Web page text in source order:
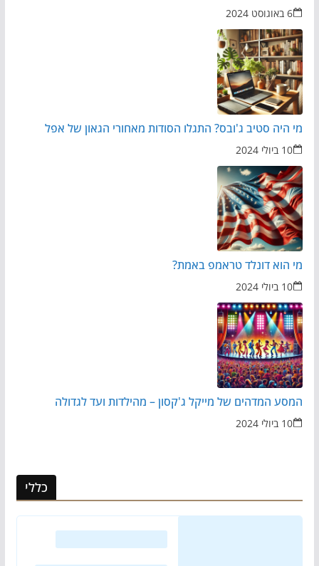
6 באוגוסט 2024
מי היה סטיב ג'ובס? התגלו הסודות מאחורי הגאון של אפל
10 ביולי 2024
מי הוא דונלד טראמפ באמת?
10 ביולי 2024
המסע המדהים של מייקל ג'קסון – מהילדות ועד לגדולה
10 ביולי 2024
כללי